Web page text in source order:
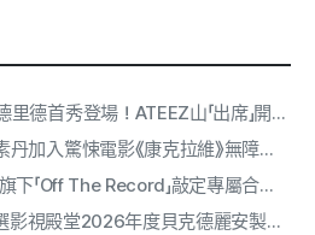
李剛仁亞特蘭蒂科馬德里德首秀登場！ATEEZ山「出席」開球、RESCENE中場演出確定
金美調導演、演員朴素丹加入驚悚電影《康克拉維》無障礙版本
李大輝 與 WakeOne 旗下「Off The Record」敲定專屬合約… 多面向藝人開啟個人獨奏生涯第2章
'寒蘭' 導演韓明美 入選影視殿堂2026年度貝克德麗安製作人獎